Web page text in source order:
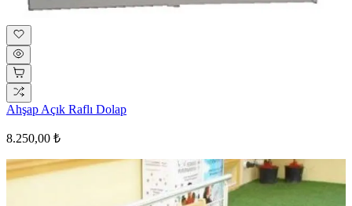
Ahşap Açık Raflı Dolap
8.250,00 ₺